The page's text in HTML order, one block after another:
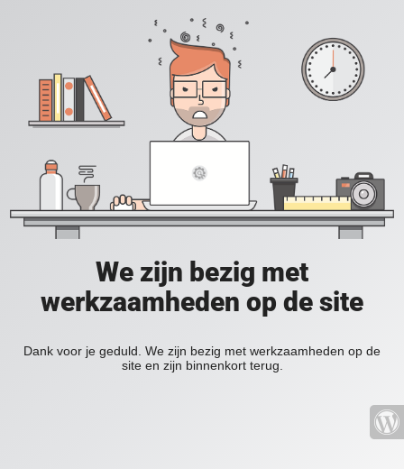
We zijn bezig met
werkzaamheden op de site
Dank voor je geduld. We zijn bezig met werkzaamheden op de
site en zijn binnenkort terug.